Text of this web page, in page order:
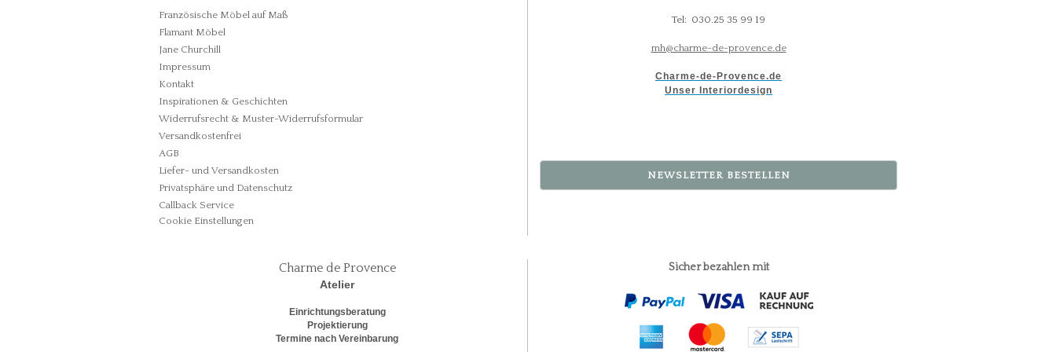
Französische Möbel auf Maß
Flamant Möbel
Jane Churchill
Impressum
Kontakt
Inspirationen & Geschichten
Widerrufsrecht & Muster-Widerrufsformular
Versandkostenfrei
AGB
Liefer- und Versandkosten
Privatsphäre und Datenschutz
Callback Service
Cookie Einstellungen
Tel: 030.25 35 99 19
mh@charme-de-provence.de
Charme-de-Provence.de
Unser Interiordesign
NEWSLETTER BESTELLEN
Charme de Provence
Atelier
Einrichtungsberatung
Projektierung
Termine nach Vereinbarung
Sicher bezahlen mit